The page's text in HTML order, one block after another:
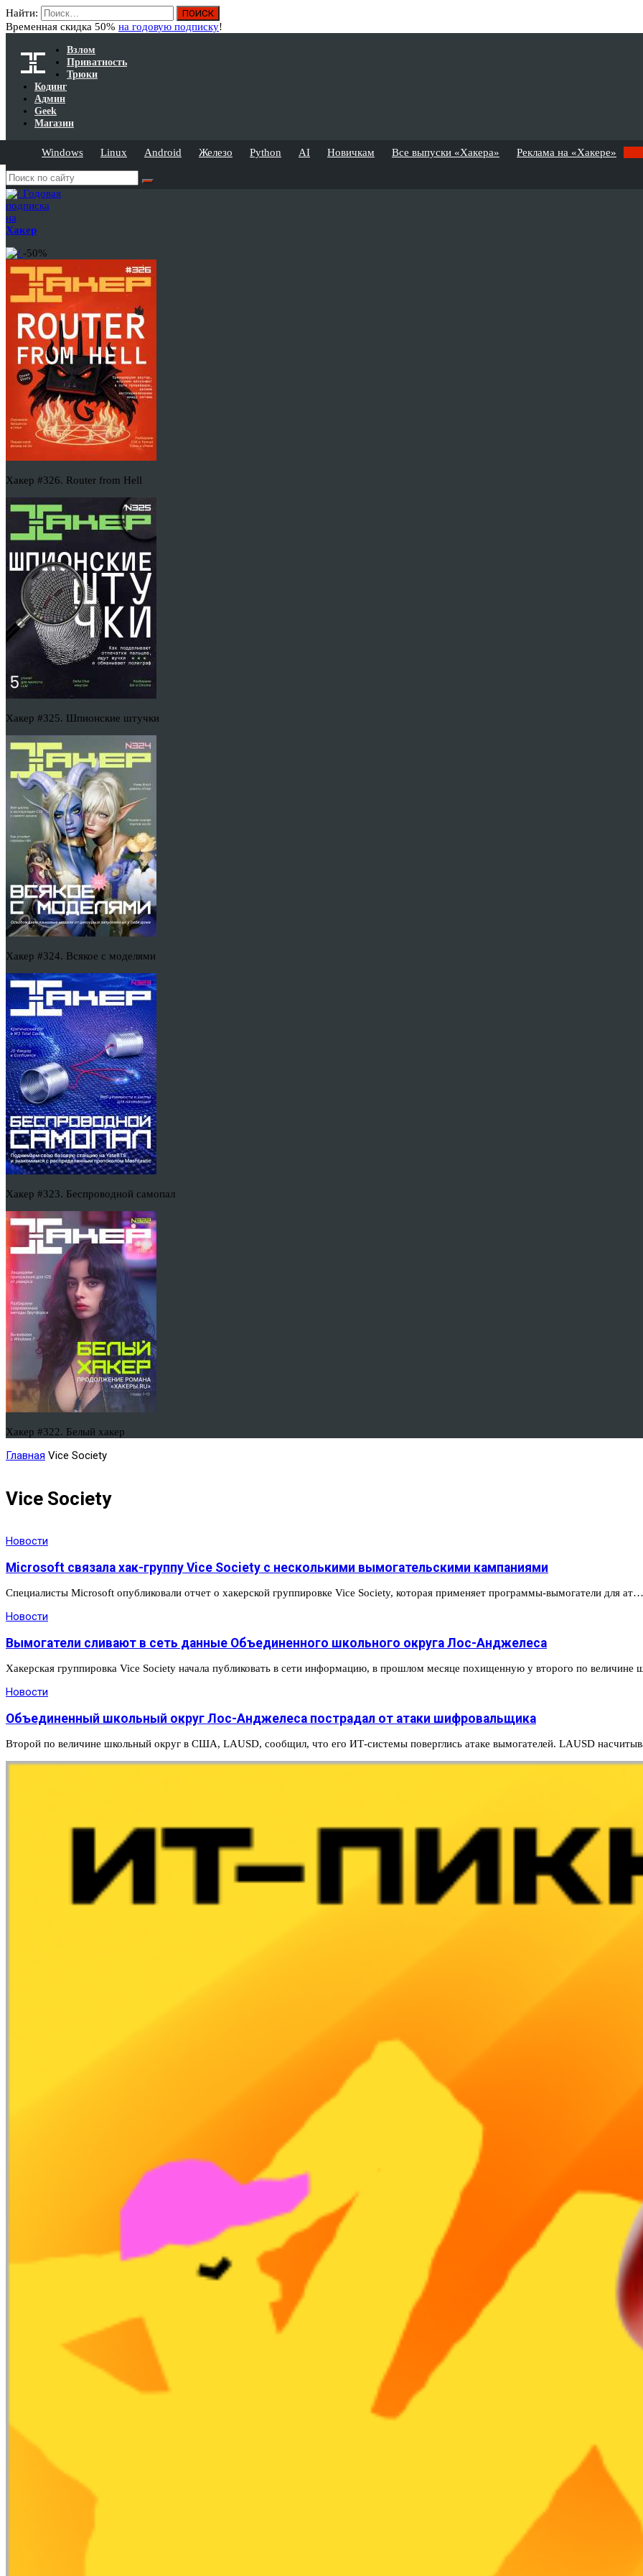
Найти:
Временная скидка 50% на годовую подписку!
Взлом
Приватность
Трюки
Кодинг
Админ
Geek
Магазин
Windows Linux Android Железо Python AI Новичкам Все выпуски «Хакера» Реклама на «Хакере»
Годовая
подписка
на
Хакер
-50%
Хакер #326. Router from Hell
Хакер #325. Шпионские штучки
Хакер #324. Всякое с моделями
Хакер #323. Беспроводной самопал
Хакер #322. Белый хакер
Главная Vice Society
Vice Society
Новости
Microsoft связала хак-группу Vice Society с несколькими вымогательскими кампаниями
Специалисты Microsoft опубликовали отчет о хакерской группировке Vice Society, которая применяет программы-вымогатели для ат…
Новости
Вымогатели сливают в сеть данные Объединенного школьного округа Лос-Анджелеса
Хакерская группировка Vice Society начала публиковать в сети информацию, в прошлом месяце похищенную у второго по
Новости
Объединенный школьный округ Лос-Анджелеса пострадал от атаки шифровальщика
Второй по величине школьный округ в США, LAUSD, сообщил, что его ИТ-системы поверглись атаке вымогателей. LAUSD